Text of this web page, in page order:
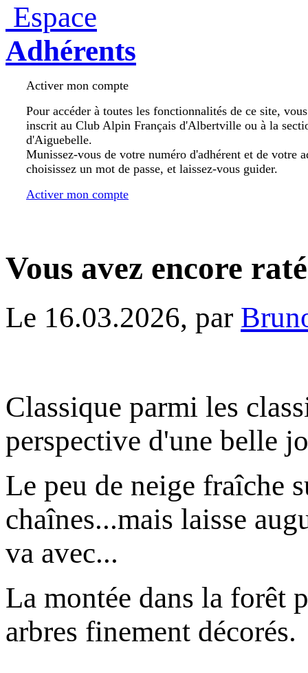
Espace
Adhérents
Activer mon compte
Pour accéder à toutes les fonctionnalités de ce site,
inscrit au Club Alpin Français d'Albertville ou à la
d'Aiguebelle.
Munissez-vous de votre numéro d'adhérent et de votre
choisissez un mot de passe, et laissez-vous guider.
Activer mon compte
Vous avez encore
Le 16.03.2026, par
Classique parmi les
perspective d'une belle
Le peu de neige fraîche
chaînes...mais laisse
va avec...
La montée dans la forêt
arbres finement décorés.